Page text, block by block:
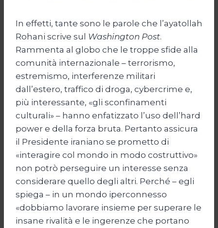
In effetti, tante sono le parole che l’ayatollah
Rohani scrive sul Washington Post.
Rammenta al globo che le troppe sfide alla
comunità internazionale – terrorismo,
estremismo, interferenze militari
dall’estero, traffico di droga, cybercrime e,
più interessante, «gli sconfinamenti
culturali» – hanno enfatizzato l’uso dell’hard
power e della forza bruta. Pertanto assicura
il Presidente iraniano se prometto di
«interagire col mondo in modo costruttivo»
non potrò perseguire un interesse senza
considerare quello degli altri. Perché – egli
spiega – in un mondo iperconnesso
«dobbiamo lavorare insieme per superare le
insane rivalità e le ingerenze che portano